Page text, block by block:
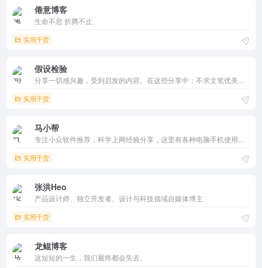
假设检验
倦意博客
生命不息 折腾不止
实用干货
假设检验
实用干货
马小帮
实用干货
张洪Heo
产品设计师、独立开发者、设计与科技领域自媒体博主
实用干货
龙鲲博客
这短短的一生，我们最终都会失去。